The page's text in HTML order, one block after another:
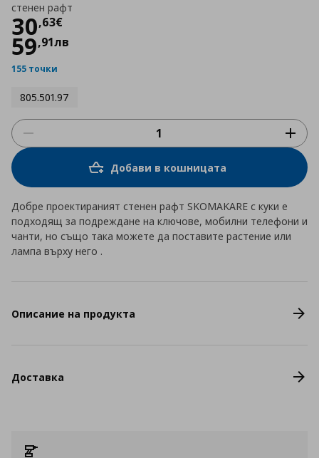
стенен рафт
30,63€
Цена
59,91лв
155 точки
805.501.97
Добави в кошницата
Добре проектираният стенен рафт SKOMAKARE с куки е
подходящ за подреждане на ключове, мобилни телефони и
чанти, но също така можете да поставите растение или
лампа върху него .
Описание на продукта
Доставка